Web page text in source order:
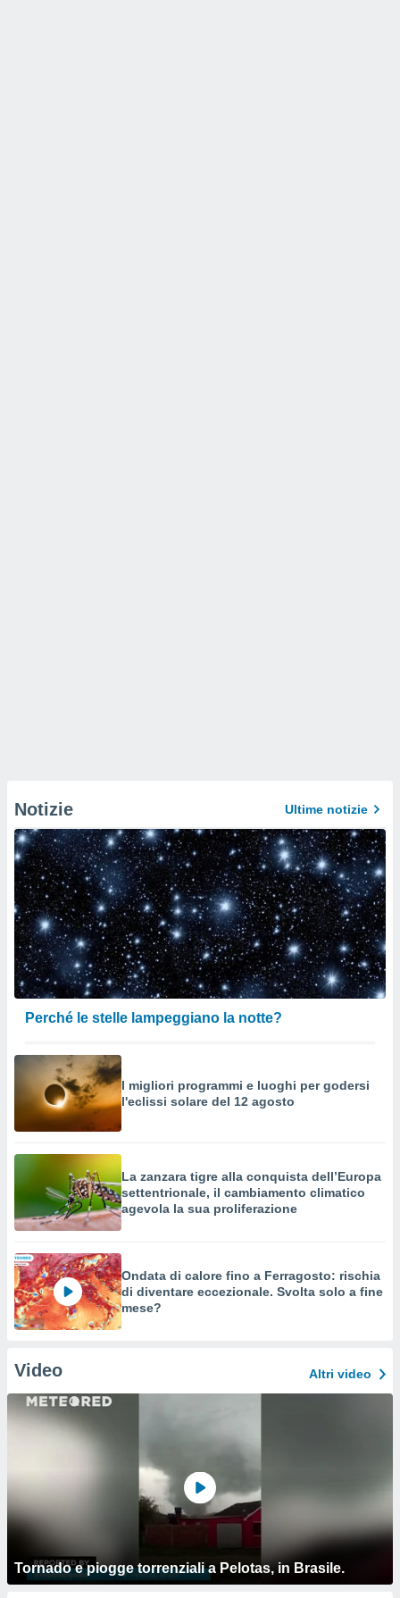
Notizie Ultime notizie
Perché le stelle lampeggiano la notte?
I migliori programmi e luoghi per godersi
l'eclissi solare del 12 agosto
La zanzara tigre alla conquista dell’Europa
settentrionale, il cambiamento climatico
agevola la sua proliferazione
Ondata di calore fino a Ferragosto: rischia
di diventare eccezionale. Svolta solo a fine
mese?
Video Altri video
Tornado e piogge torrenziali a Pelotas, in Brasile.